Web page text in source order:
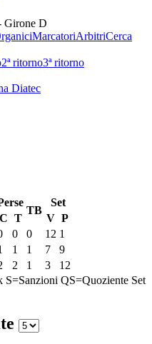
Girone D
MarcatoriArbitriCerca
2ª ritorno3ª ritorno
Diatec
TB
Set
C T V P
0 0 12 1
1 1 7
9
2 1 3
12
S=Sanzioni QS=Quoziente Set